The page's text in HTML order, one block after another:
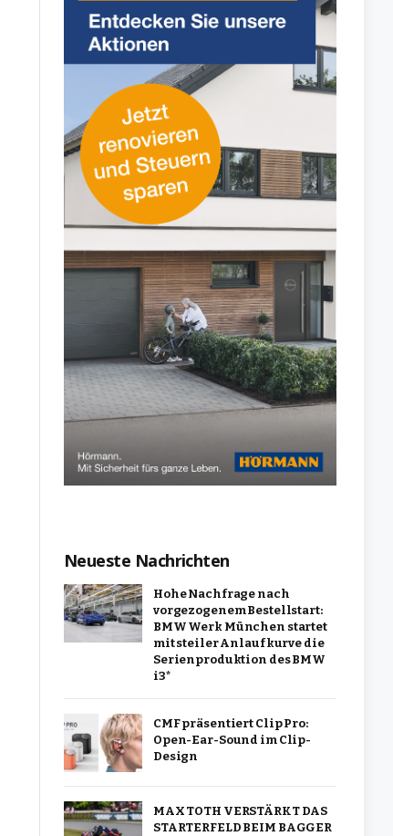
Neueste Nachrichten
Hohe Nachfrage nach
vorgezogenem Bestellstart:
BMW Werk München startet
mit steiler Anlaufkurve die
Serienproduktion des BMW
i3*
CMF präsentiert Clip Pro:
Open-Ear-Sound im Clip-
Design
MAX TOTH VERSTÄRKT DAS
STARTERFELD BEIM BAGGER